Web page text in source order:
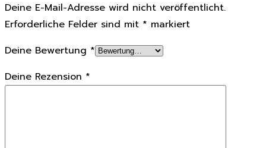
Deine E-Mail-Adresse wird nicht veröffentlicht.
Erforderliche Felder sind mit * markiert
Deine Bewertung *
Deine Rezension *